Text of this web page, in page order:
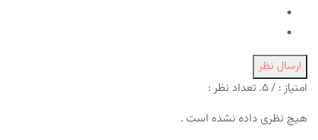
ارسال نظر
امتیاز : / ۵. تعداد نظر :
هیچ نظری داده نشده است .